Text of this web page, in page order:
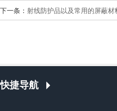
下一条： 射线防护品以及常用的屏蔽材
快捷导航